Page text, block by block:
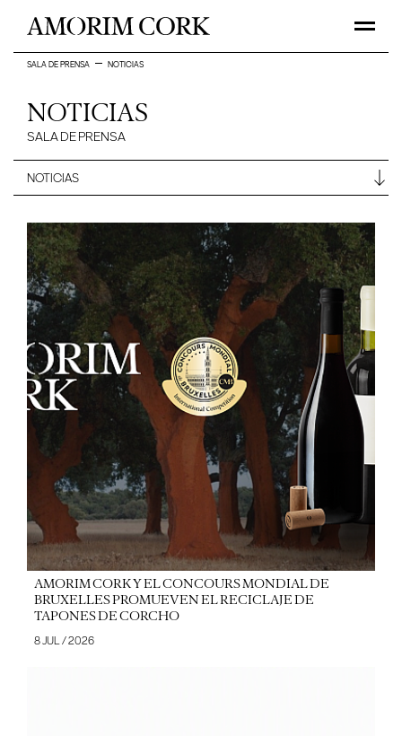
SALA DE PRENSA NOTICIAS
NOTICIAS
SALA DE PRENSA
AMORIM CORK Y EL CONCOURS MONDIAL DE
BRUXELLES PROMUEVEN EL RECICLAJE DE
TAPONES DE CORCHO
8 JUL / 2026